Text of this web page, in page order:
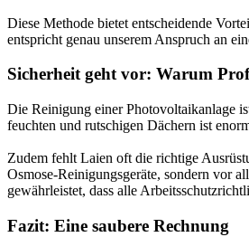
Diese Methode bietet entscheidende
entspricht genau unserem Anspruch an
Sicherheit geht vor: Warum
Die Reinigung einer Photovoltaikanlage
feuchten und rutschigen Dächern ist
Zudem fehlt Laien oft die richtige
Osmose-Reinigungsgeräte, sondern vor
gewährleistet, dass alle
Fazit: Eine saubere Rechnung